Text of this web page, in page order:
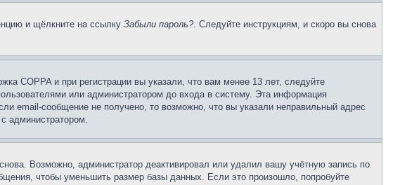
и щёлкните на ссылку Забыли пароль?. Следуйте инструкциям, и скоро вы снова
COPPA и при регистрации вы указали, что вам менее 13 лет, следуйте
или администратором до входа в систему. Эта информация
email-сообщение не получено, то возможно, что вы указали неправильный адрес
администратором.
Возможно, администратор деактивировал или удалил вашу учётную запись по
чтобы уменьшить размер базы данных. Если это произошло, попробуйте